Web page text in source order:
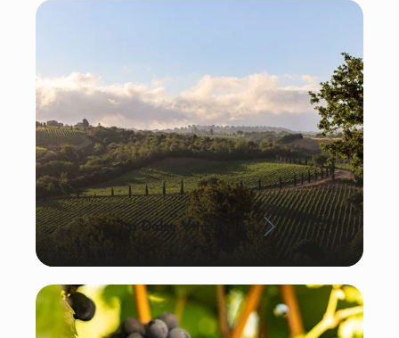
La Dolce Vita: Italien